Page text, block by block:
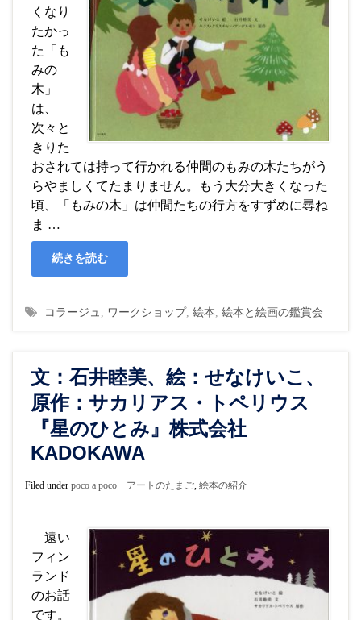
くなり
たかっ
た「も
みの
木」
は、
次々と
きりた
おされては持って行かれる仲間のもみの木たちがう
らやましくてたまりません。もう大分大きくなった
頃、「もみの木」は仲間たちの行方をすずめに尋ね
ま …
続きを読む
コラージュ ワークショップ, 絵本 絵本と絵画の鑑賞会
文：石井睦美、絵：せなけいこ、
原作：サカリアス・トペリウス
『星のひとみ』株式会社
KADOKAWA
Filed under poco a poco アートのたまご, 絵本の紹介
遠い
フィン
ランド
のお話
です。